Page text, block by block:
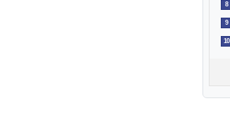
8
9
10